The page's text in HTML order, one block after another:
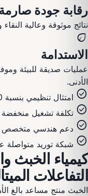
رقابة جودة
نتائج موثوقة وعالية
eco
الاستدامة
عمليات صديقة للبيئة
الأدنى.
check_circle امتثال تنظيمي بنسبة 100%
check_circle تكلفة تشغيل منخفضة
check_circle دعم هندسي متخصص
check_circle شبكة توريد متواصلة
كيمياء الخبث
التفاعلات
الخبث منتج مساعد بالغ